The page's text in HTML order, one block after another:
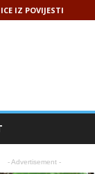
IZ POVIJESTI
- Advertisement -